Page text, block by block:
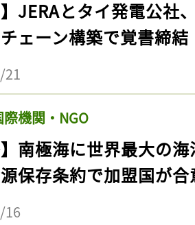
】JERAとタイ発電公社
ェーン構築で覚書締結
21
機関・NGO
】南極海に世界最大の
保存条約で加盟国が合
16